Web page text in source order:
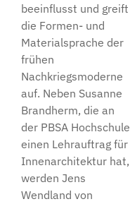
beeinflusst und greift
die Formen- und
Materialsprache der
frühen
Nachkriegsmoderne
auf. Neben Susanne
Brandherm, die an
der PBSA Hochschule
einen Lehrauftrag für
Innenarchitektur hat,
werden Jens
Wendland von